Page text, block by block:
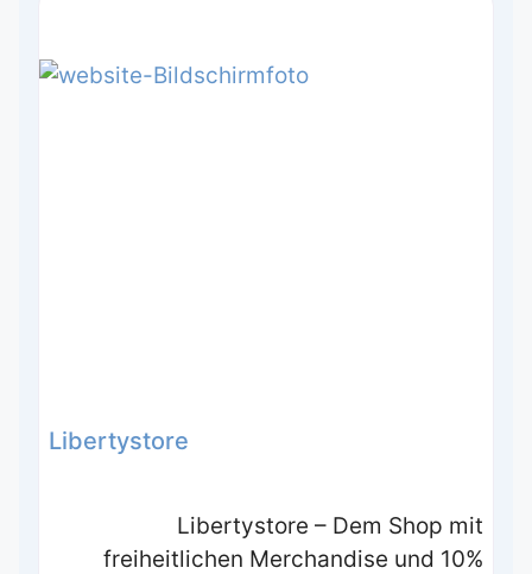
Libertystore
Libertystore – Dem Shop mit
freiheitlichen Merchandise und 10%